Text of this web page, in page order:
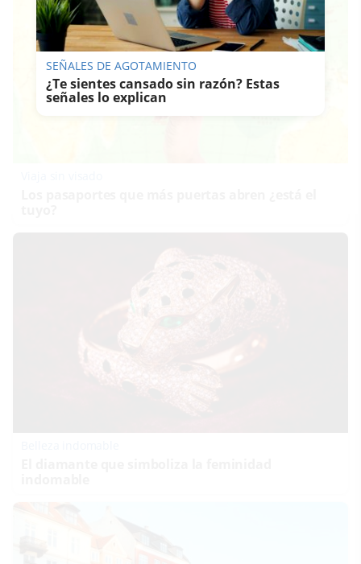
SEÑALES DE AGOTAMIENTO
¿Te sientes cansado sin razón? Estas
señales lo explican